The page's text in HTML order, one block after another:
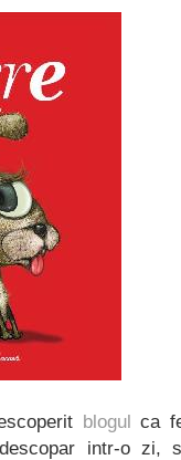
blogul ca
intr-o